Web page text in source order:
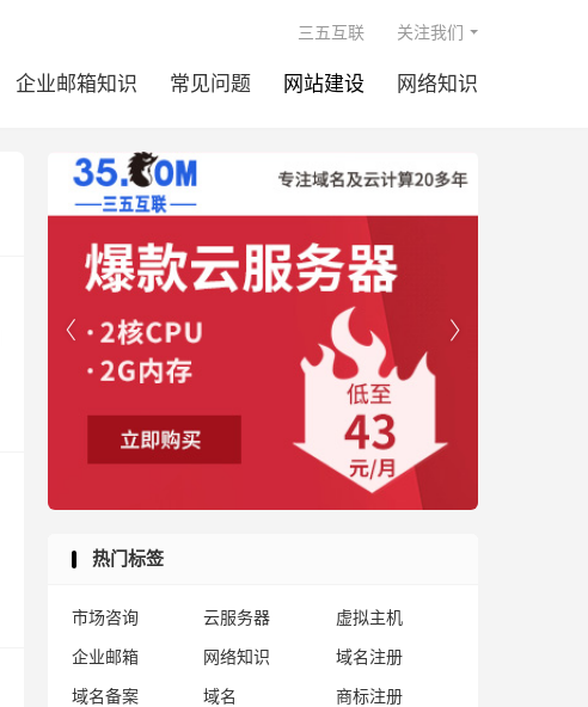
企业邮箱知识 常见问题 网站建设 网络知识
三五互联 关注我们


热门标签
市场咨询 云服务器
虚拟主机
企业邮箱
网络知识
域名注册
域名备案
域名
商标注册